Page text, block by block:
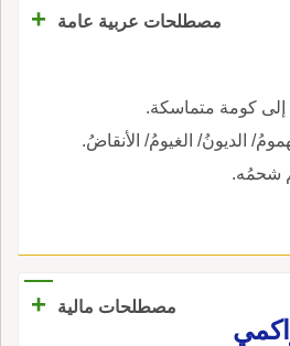
مصطلحات عربية عامة
+
إلى كومة متماسكة.
الديونُ/ الغيومُ/ الأنقاضُ.
شحمُه.
مصطلحات مالية +